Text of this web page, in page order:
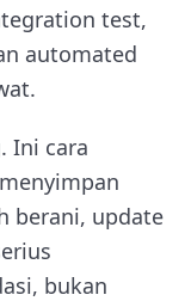
test,
automated
Ini cara
berani, update
bukan